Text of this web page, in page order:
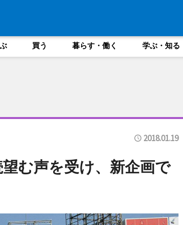
買う 暮らす・働く 学ぶ・知る
2018.01.19
む声を受け、新企画で